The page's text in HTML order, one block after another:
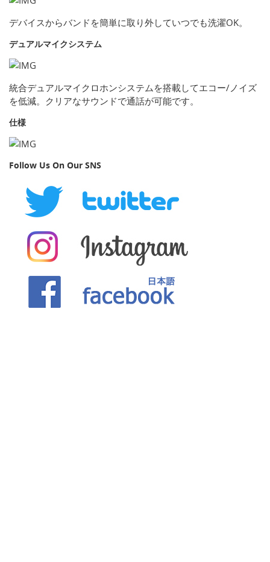
デバイスからバンドを簡単に取り外していつでも洗濯OK。
デュアルマイクシステム
統合デュアルマイクロホンシステムを搭載してエコー/ノイズ
を低減。クリアなサウンドで通話が可能です。
仕様
Follow Us On Our SNS